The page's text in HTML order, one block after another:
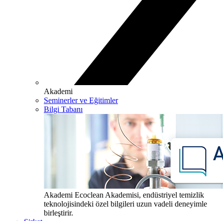
Akademi
Seminerler ve Eğitimler
Bilgi Tabanı
Akademi Ecoclean Akademisi, endüstriyel temizlik
teknolojisindeki özel bilgileri uzun vadeli deneyimle
birleştirir.